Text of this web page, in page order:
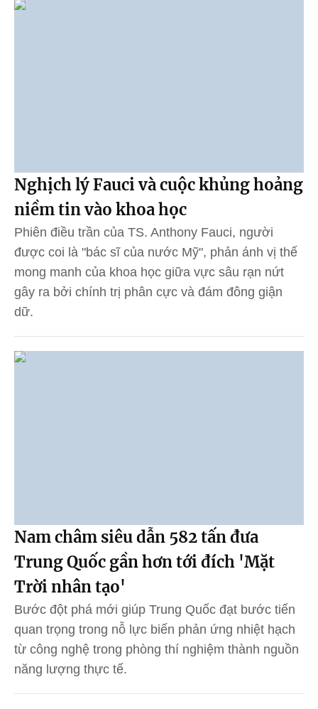
Nghịch lý Fauci và cuộc khủng hoảng
niềm tin vào khoa học
Phiên điều trần của TS. Anthony Fauci, người
được coi là "bác sĩ của nước Mỹ", phản ánh vị thế
mong manh của khoa học giữa vực sâu rạn nứt
gây ra bởi chính trị phân cực và đám đông giận
dữ.
Nam châm siêu dẫn 582 tấn đưa
Trung Quốc gần hơn tới đích 'Mặt
Trời nhân tạo'
Bước đột phá mới giúp Trung Quốc đạt bước tiến
quan trọng trong nỗ lực biến phản ứng nhiệt hạch
từ công nghệ trong phòng thí nghiệm thành nguồn
năng lượng thực tế.